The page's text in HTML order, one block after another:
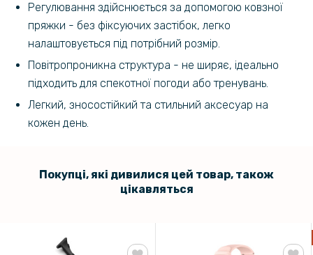
Регулювання здійснюється за допомогою ковзної
пряжки - без фіксуючих застібок, легко
налаштовується під потрібний розмір.
Повітропроникна структура - не ширяє, ідеально
підходить для спекотної погоди або тренувань.
Легкий, зносостійкий та стильний аксесуар на
кожен день.
Покупці, які дивилися цей товар, також
цікавляться